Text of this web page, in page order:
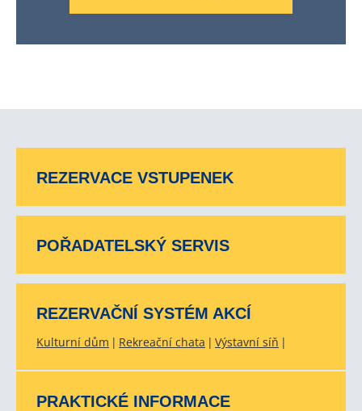
REZERVACE VSTUPENEK
POŘADATELSKÝ SERVIS
REZERVAČNÍ SYSTÉM AKCÍ
Kulturní dům Rekreační chata Výstavní síň
PRAKTICKÉ INFORMACE